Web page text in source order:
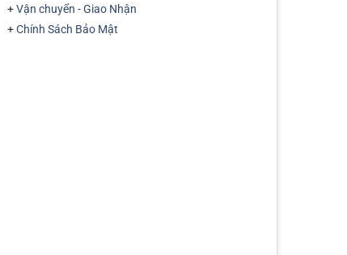
+Vận chuyển - Giao Nhận
+Chính Sách Bảo Mật